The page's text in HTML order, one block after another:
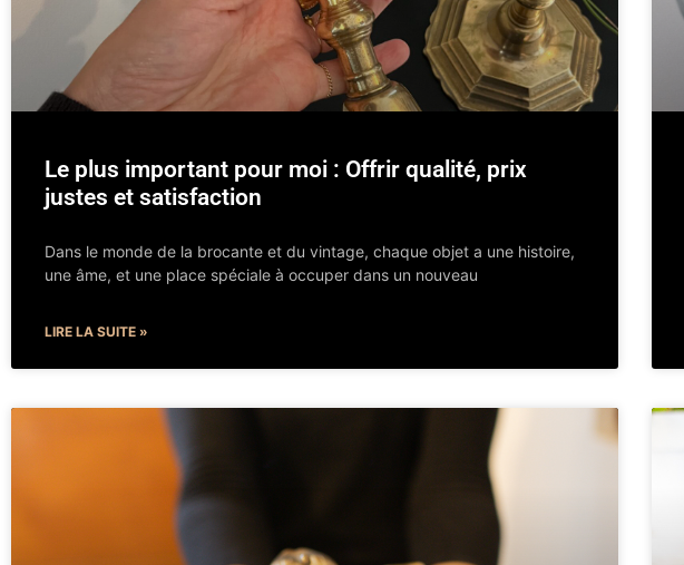
Le plus important pour moi : Offrir qualité, prix
justes et satisfaction
Dans le monde de la brocante et du vintage, chaque objet a une histoire,
une âme, et une place spéciale à occuper dans un nouveau
LIRE LA SUITE »